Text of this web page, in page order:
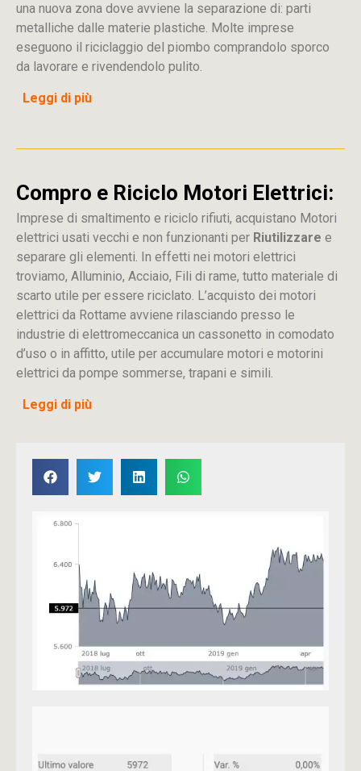
una nuova zona dove avviene la separazione di: parti
metalliche dalle materie plastiche. Molte imprese
eseguono il riciclaggio del piombo comprandolo sporco
da lavorare e rivendendolo pulito.
Leggi di più
Compro e Riciclo Motori Elettrici:
Imprese di smaltimento e riciclo rifiuti, acquistano Motori
elettrici usati vecchi e non funzionanti per Riutilizzare e
separare gli elementi. In effetti nei motori elettrici
troviamo, Alluminio, Acciaio, Fili di rame, tutto materiale di
scarto utile per essere riciclato. L’acquisto dei motori
elettrici da Rottame avviene rilasciando presso le
industrie di elettromeccanica un cassonetto in comodato
d’uso o in affitto, utile per accumulare motori e motorini
elettrici da pompe sommerse, trapani e simili.
Leggi di più